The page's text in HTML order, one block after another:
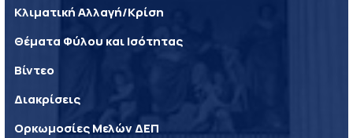
Κλιματική Αλλαγή/Κρίση
Θέματα Φύλου και Ισότητας
Βίντεο
Διακρίσεις
Ορκωμοσίες Μελών ΔΕΠ